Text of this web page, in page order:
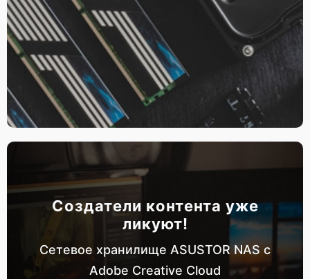
Создатели контента уже
ликуют!
Сетевое хранилище ASUSTOR NAS с
Adobe Creative Cloud